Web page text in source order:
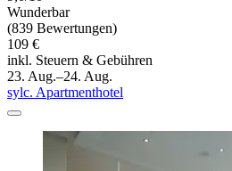
Wunderbar
(839 Bewertungen)
109 €
inkl. Steuern & Gebühren
23. Aug.–24. Aug.
sylc. Apartmenthotel